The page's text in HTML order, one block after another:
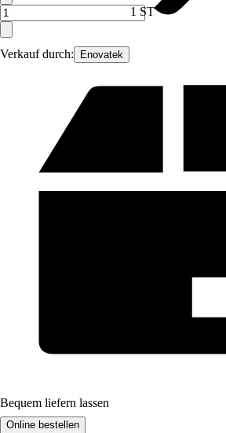
Verkauf durch: Enovatek
1 ST
Bequem liefern lassen
Online bestellen